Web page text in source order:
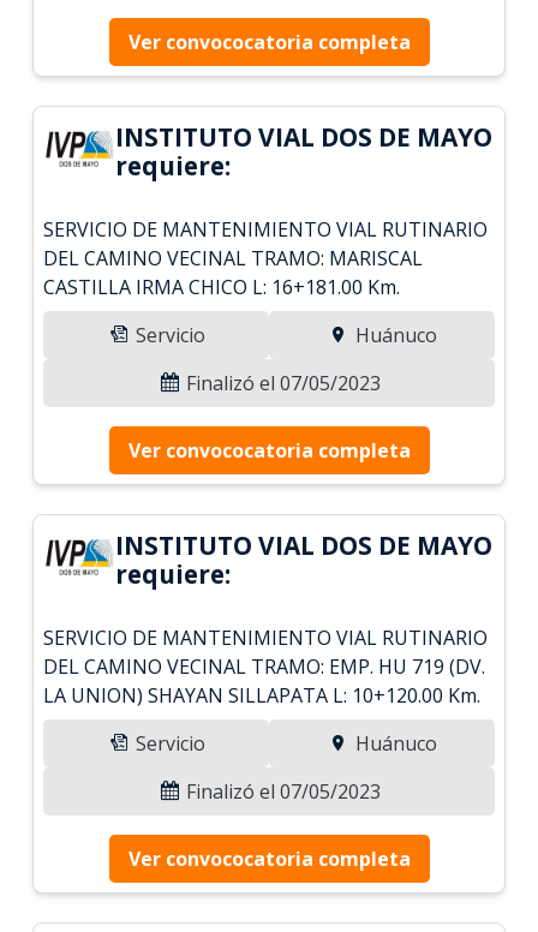
Ver convococatoria completa
INSTITUTO VIAL DOS DE MAYO
requiere:
SERVICIO DE MANTENIMIENTO VIAL RUTINARIO
DEL CAMINO VECINAL TRAMO: MARISCAL
CASTILLA IRMA CHICO L: 16+181.00 Km.
Servicio
Huánuco
Finalizó el 07/05/2023
Ver convococatoria completa
INSTITUTO VIAL DOS DE MAYO
requiere:
SERVICIO DE MANTENIMIENTO VIAL RUTINARIO
DEL CAMINO VECINAL TRAMO: EMP. HU 719 (DV.
LA UNION) SHAYAN SILLAPATA L: 10+120.00 Km.
Servicio
Huánuco
Finalizó el 07/05/2023
Ver convococatoria completa